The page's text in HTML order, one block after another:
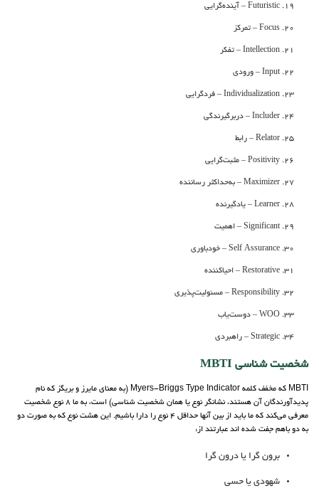
Futuristic – آینده‌گرایی
Focus – تمرکز
Intellection – تفکر
Input – ورودی
Individualization – فردگرایی
Includer – دربرگیرندگی
Relator – رابط
Positivity – مثبت‌گرایی
Maximizer – به‌حداکثر رساننده
Learner – یادگیرنده
Significant – اهمیت
Self Assurance – خودباوری
Restorative – احیا‌کننده
Responsibility – مسئولیت‌پذیری
WOO – دوست‌یاب
Strategic – راهبردی
شخصیت شناسی MBTI
MBTI که مخفف کلمه Myers-Briggs Type Indicator (به معنای مایرز و بریگز که نام
پدیدآورندگان آن هستند، نشانگر نوع یا همان شخصیت شناسی) است، به ما 8 نوع شخصیت
معرفی می‌کند که ما باید از بین آنها حداقل 4 نوع را دارا باشیم. این هشت نوع که به صورت دو
به دو باهم جفت شده اند عبارتند از:
برون گرا یا درون گرا
شهودی یا حسی